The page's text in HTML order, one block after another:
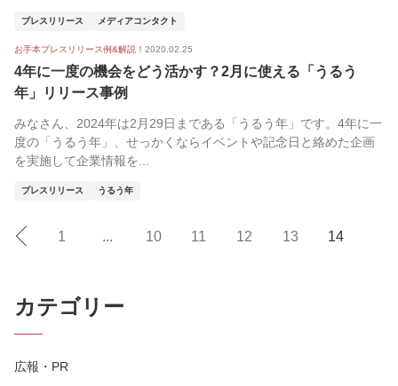
プレスリリース メディアコンタクト
お手本プレスリリース例&解説！ 2020.02.25
4年に一度の機会をどう活かす？2月に使える「うるう
年」リリース事例
みなさん、2024年は2月29日まである「うるう年」です。4年に一
度の「うるう年」、せっかくならイベントや記念日と絡めた企画
を実施して企業情報を...
プレスリリース うるう年
1 ... 10 11 12 13 14
カテゴリー
広報・PR